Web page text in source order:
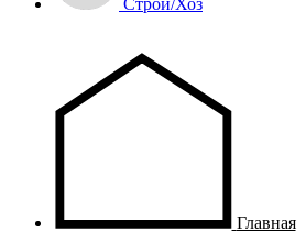
Строй/Хоз
Главная